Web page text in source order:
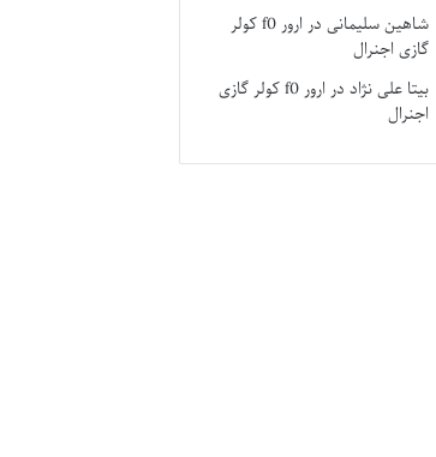
شاهین سلیمانیدر
ارور f0 کولر
گازی اجنرال
بیتا علی نژاددر
ارور f0 کولر گازی
اجنرال